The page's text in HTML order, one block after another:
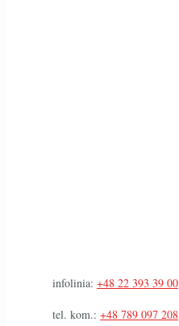
infolinia:+48 22 393 39 00
tel. kom.:+48 789 097 208